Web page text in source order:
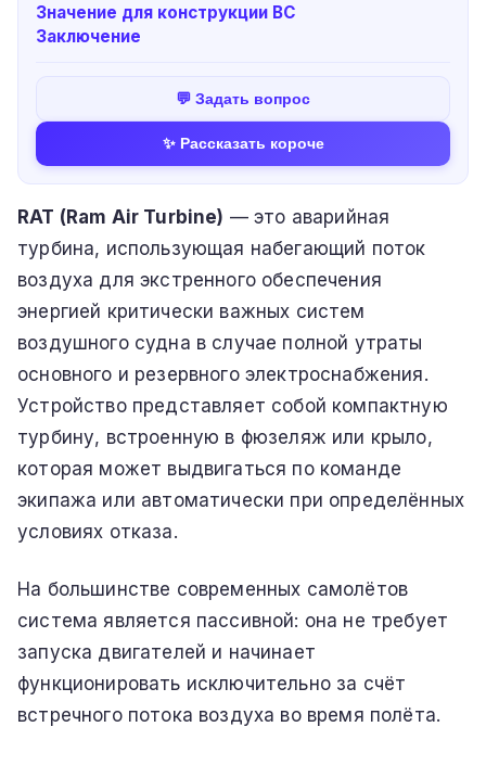
Значение для конструкции ВС
Заключение
💬 Задать вопрос
✨ Рассказать короче
RAT (Ram Air Turbine) — это аварийная
турбина, использующая набегающий поток
воздуха для экстренного обеспечения
энергией критически важных систем
воздушного судна в случае полной утраты
основного и резервного электроснабжения.
Устройство представляет собой компактную
турбину, встроенную в фюзеляж или крыло,
которая может выдвигаться по команде
экипажа или автоматически при определённых
условиях отказа.
На большинстве современных самолётов
система является пассивной: она не требует
запуска двигателей и начинает
функционировать исключительно за счёт
встречного потока воздуха во время полёта.